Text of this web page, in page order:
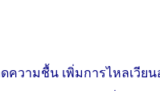
วามชื้น เพิ่มการไหลเวียน